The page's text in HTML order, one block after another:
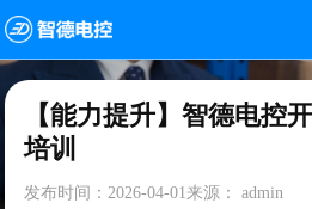
【能力提升】智德电控
培训
发布时间：2026-04-01来源： admin